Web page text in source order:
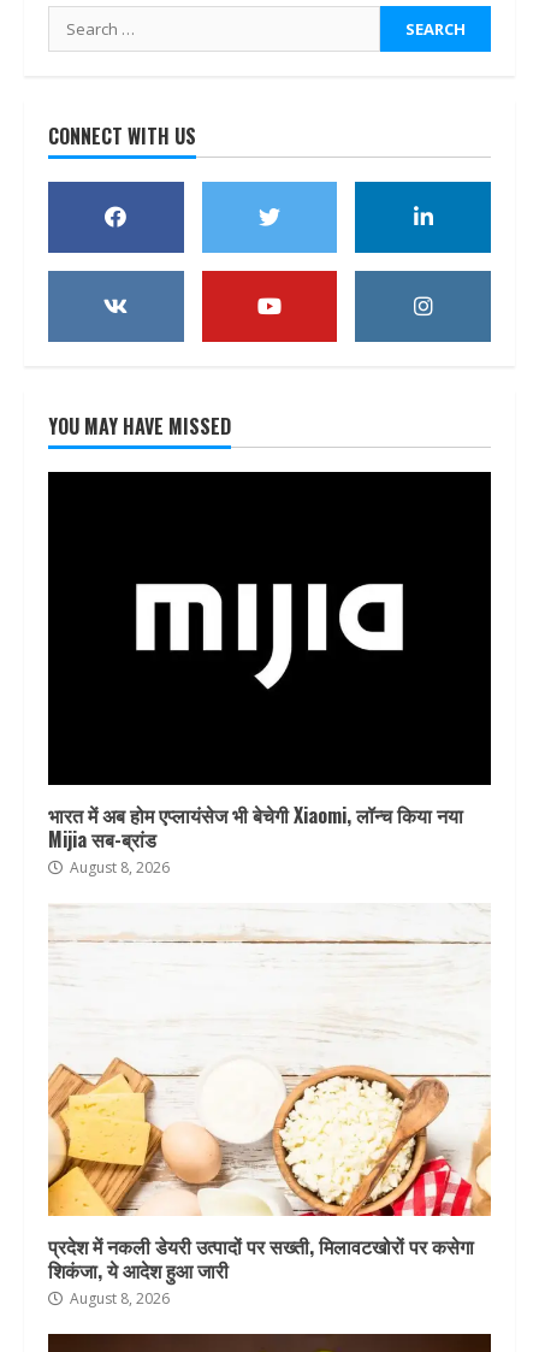
Search
for:
CONNECT WITH US
YOU MAY HAVE MISSED
भारत में अब होम एप्लायंसेज भी बेचेगी Xiaomi, लॉन्च किया नया
Mijia सब-ब्रांड
August 8, 2026
प्रदेश में नकली डेयरी उत्पादों पर सख्ती, मिलावटखोरों पर कसेगा
शिकंजा, ये आदेश हुआ जारी
August 8, 2026